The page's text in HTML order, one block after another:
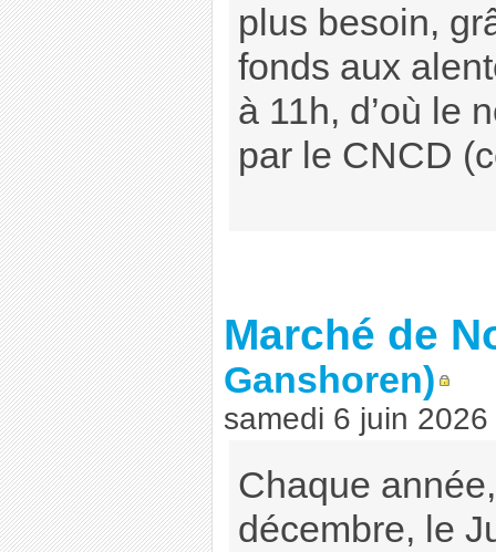
plus besoin,
fonds aux
à 11h, d’où le
par le CNCD
Marché de
Ganshoren)
samedi 6 juin 2026
Chaque
décembre, le